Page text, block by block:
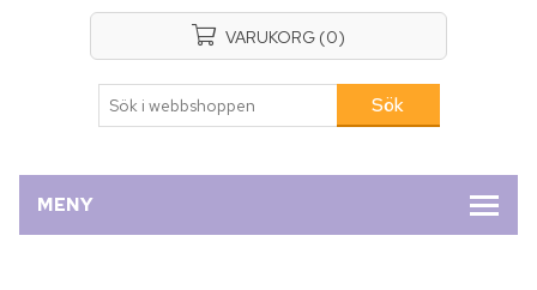
VARUKORG (0)
MENY